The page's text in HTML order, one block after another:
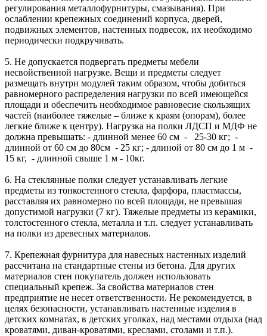
регулирования металлофурнитуры, смазывания). При
ослаблении крепежных соединений корпуса, дверей,
подвижных элементов, настенных подвесок, их необходимо
периодически подкручивать.
5. Не допускается подвергать предметы мебели
несвойственной нагрузке. Вещи и предметы следует
размещать внутри модулей таким образом, чтобы добиться
равномерного распределения нагрузки по всей имеющейся
площади и обеспечить необходимое равновесие скользящих
частей (наиболее тяжелые – ближе к краям (опорам), более
легкие ближе к центру). Нагрузка на полки ЛДСП и МДФ не
должна превышать: - длинной менее 60 см - 25-30 кг; -
длинной от 60 см до 80см - 25 кг; - длиной от 80 см до 1 м -
15 кг, - длинной свыше 1 м - 10кг.
6. На стеклянные полки следует устанавливать легкие
предметы из тонкостенного стекла, фарфора, пластмассы,
расставляя их равномерно по всей площади, не превышая
допустимой нагрузки (7 кг). Тяжелые предметы из керамики,
толстостенного стекла, металла и т.п. следует устанавливать
на полки из древесных материалов.
7. Крепежная фурнитура для навесных настенных изделий
рассчитана на стандартные стены из бетона. Для других
материалов стен покупатель должен использовать
специальный крепеж. За свойства материалов стен
предприятие не несет ответственности. Не рекомендуется, в
целях безопасности, устанавливать настенные изделия в
детских комнатах, в детских уголках, над местами отдыха (над
кроватями, диван-кроватями, креслами, столами и т.п.).